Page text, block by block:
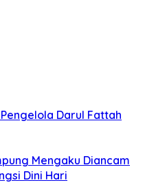
Darul Fattah
Mengaku Diancam
Dini Hari